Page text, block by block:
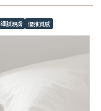
細膩親膚 優雅質感